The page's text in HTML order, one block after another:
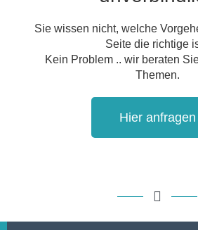
Sie wissen nicht, welche
Seite die richtige
Kein Problem .. wir beraten
Themen.
Hier anfragen